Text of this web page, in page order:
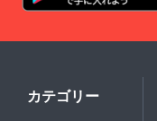
カテゴリー